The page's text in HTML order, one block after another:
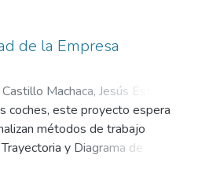
de lo ejecutado. La población
lo referido a ella. Dentro de
de actividades
y seguimiento correcto de
la empresa, al concretarse las
de la Empresa
Castillo Machaca, Jesús Estéban
coches, este proyecto espera
métodos de trabajo
y Diagrama de
y sigue un paradigma